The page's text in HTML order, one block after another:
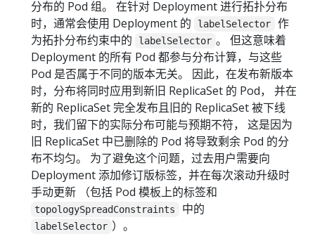
分布的 Pod 组。 在针对 Deployment 进行拓扑分布
时，通常会使用 Deployment 的
labelSelector
作
为拓扑分布约束中的
labelSelector 。 但这意味着
Deployment 的所有 Pod 都参与分布计算，与这些
Pod 是否属于不同的版本无关。 因此，在发布新版本
时，分布将同时应用到新旧 ReplicaSet 的 Pod， 并在
新的 ReplicaSet 完全发布且旧的 ReplicaSet 被下线
时，我们留下的实际分布可能与预期不符， 这是因为
旧 ReplicaSet 中已删除的 Pod 将导致剩余 Pod 的分
布不均匀。 为了避免这个问题，过去用户需要向
Deployment 添加修订版标签，并在每次滚动升级时
手动更新 （包括 Pod 模板上的标签和
topologySpreadConstraints 中的
labelSelector ）。